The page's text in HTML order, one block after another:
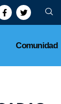
Comunidad